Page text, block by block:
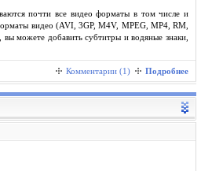
почти все видео форматы в том числе и
видео (AVI, 3GP, M4V, MPEG, MP4, RM,
можете добавить субтитры и водяные знаки,
Комментарии (1) Подробнее